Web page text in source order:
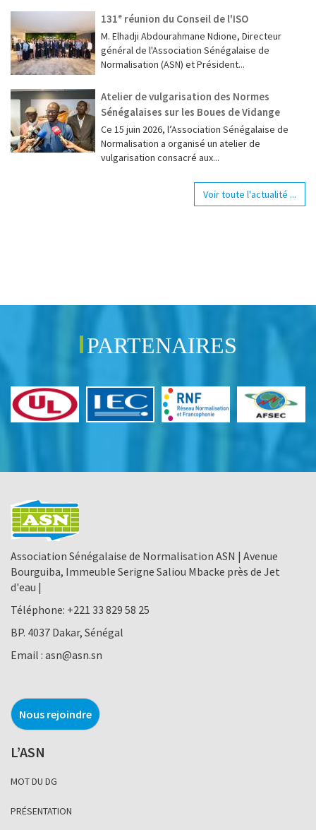
131ᵉ réunion du Conseil de l'ISO
M. Elhadji Abdourahmane Ndione, Directeur
général de l'Association Sénégalaise de
Normalisation (ASN) et Président...
Atelier de vulgarisation des Normes
Sénégalaises sur les Boues de Vidange
Ce 15 juin 2026, l’Association Sénégalaise de
Normalisation a organisé un atelier de
vulgarisation consacré aux...
Voir toute l'actualité ...
PARTENAIRES
Association Sénégalaise de Normalisation ASN | Avenue
Bourguiba, Immeuble Serigne Saliou Mbacke près de Jet
d'eau |
Téléphone: +221 33 829 58 25
BP. 4037 Dakar, Sénégal
Email : asn@asn.sn
Nous rejoindre
L’ASN
MOT DU DG
PRÉSENTATION